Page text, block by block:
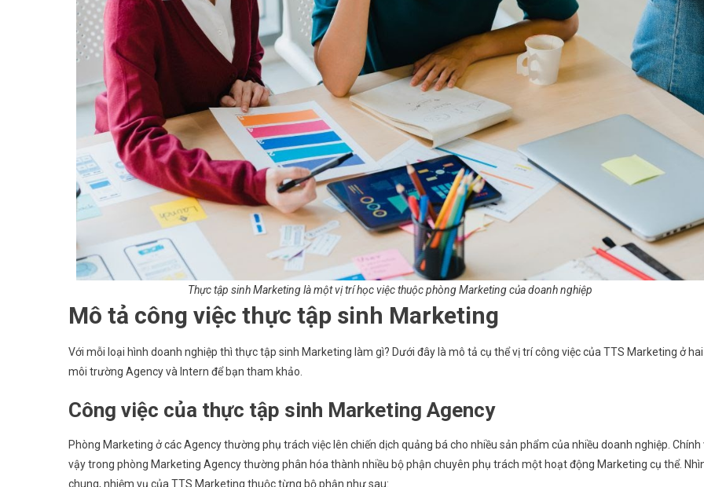
Thực tập sinh Marketing là một vị trí học việc thuộc phòng Marketing của doanh nghiệp
Mô tả công việc thực tập sinh Marketing
Với mỗi loại hình doanh nghiệp thì thực tập sinh Marketing làm gì? Dưới đây là mô tả cụ thể vị trí công việc của TTS Marketing ở hai
môi trường Agency và Intern để bạn tham khảo.
Công việc của thực tập sinh Marketing Agency
Phòng Marketing ở các Agency thường phụ trách việc lên chiến dịch quảng bá cho nhiều sản phẩm của nhiều doanh nghiệp. Chính
vậy trong phòng Marketing Agency thường phân hóa thành nhiều bộ phận chuyên phụ trách một hoạt động Marketing cụ thể.
chung, nhiệm vụ của TTS Marketing thuộc từng bộ phận như sau: